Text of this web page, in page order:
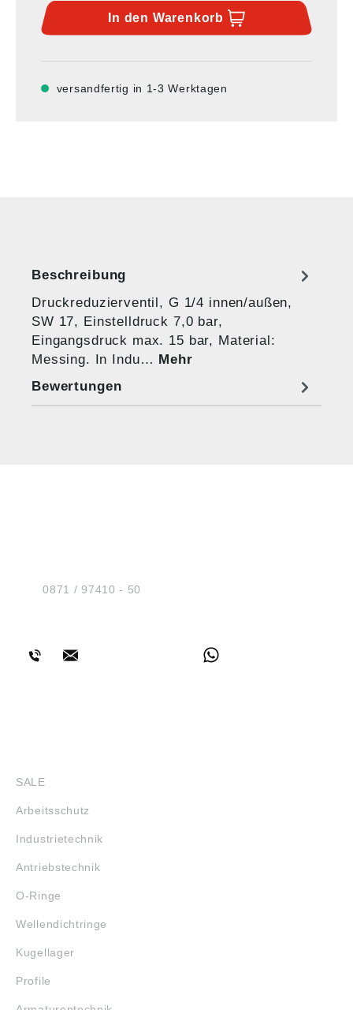
In den Warenkorb
versandfertig in 1-3 Werktagen
Beschreibung
Druckreduzierventil, G 1/4 innen/außen,
SW 17, Einstelldruck 7,0 bar,
Eingangsdruck max. 15 bar, Material:
Messing. In Indu… Mehr
Bewertungen
Tel.:0871 / 97410 - 50
SALE
Arbeitsschutz
Industrietechnik
Antriebstechnik
O-Ringe
Wellendichtringe
Kugellager
Profile